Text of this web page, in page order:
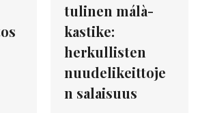
tulinen málà-
kastike:
herkullisten
nuudelikeittoje
n salaisuus